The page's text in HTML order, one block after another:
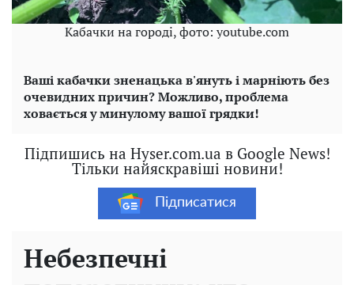
Кабачки на городі, фото: youtube.com
Ваші кабачки зненацька в'януть і марніють без
очевидних причин? Можливо, проблема
ховається у минулому вашої грядки!
Підпишись на Hyser.com.ua в Google News!
Тільки найяскравіші новини!
Підписатися
Небезпечні